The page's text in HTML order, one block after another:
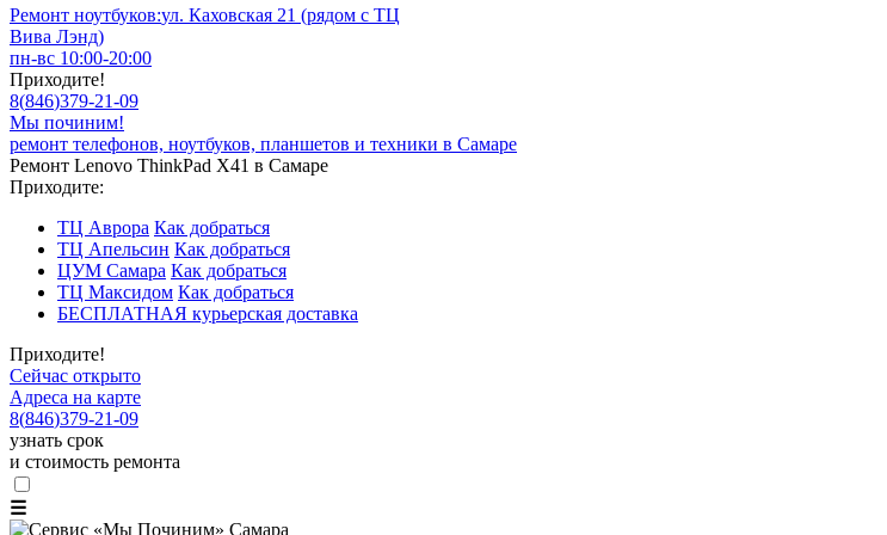
Ремонт ноутбуков:ул. Каховская 21 (рядом с ТЦ
Вива Лэнд)
пн-вс 10:00-20:00
Приходите!
8(846)379-21-09
Мы починим!
ремонт телефонов, ноутбуков, планшетов и техники в Самаре
Ремонт Lenovo ThinkPad X41 в Самаре
Приходите:
ТЦ Аврора Как добраться
ТЦ Апельсин Как добраться
ЦУМ Самара Как добраться
ТЦ Максидом Как добраться
БЕСПЛАТНАЯ курьерская доставка
Приходите!
Сейчас открыто
Адреса на карте
8(846)379-21-09
узнать срок
и стоимость ремонта
☰